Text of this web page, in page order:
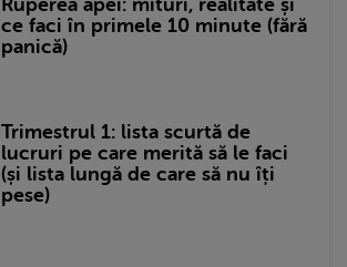
Ruperea apei: mituri, realitate și
ce faci în primele 10 minute (fără
panică)
Trimestrul 1: lista scurtă de
lucruri pe care merită să le faci
(și lista lungă de care să nu îți
pese)